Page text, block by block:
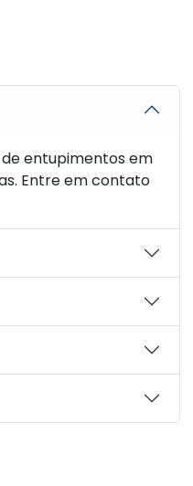
entupimentos em
Entre em contato